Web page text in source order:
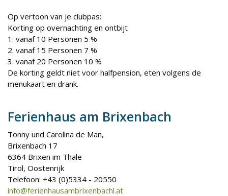
Op vertoon van je clubpas:
Korting op overnachting en ontbijt
1. vanaf 10 Personen 5 %
2. vanaf 15 Personen 7 %
3. vanaf 20 Personen 10 %
De korting geldt niet voor halfpension, eten volgens de
menukaart en drank.
Ferienhaus am Brixenbach
Tonny und Carolina de Man,
Brixenbach 17
6364 Brixen im Thale
Tirol, Oostenrijk
Telefoon: +43 (0)5334 - 20550
info@ferienhausambrixenbachl.at